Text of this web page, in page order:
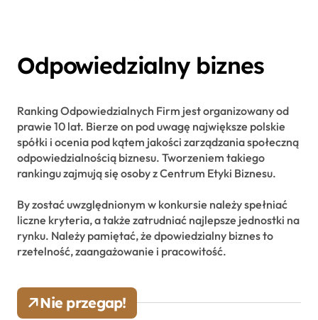
Odpowiedzialny biznes
Ranking Odpowiedzialnych Firm jest organizowany od
prawie 10 lat. Bierze on pod uwagę największe polskie
spółki i ocenia pod kątem jakości zarządzania społeczną
odpowiedzialnością biznesu. Tworzeniem takiego
rankingu zajmują się osoby z Centrum Etyki Biznesu.
By zostać uwzględnionym w konkursie należy spełniać
liczne kryteria, a także zatrudniać najlepsze jednostki na
rynku. Należy pamiętać, że dpowiedzialny biznes to
rzetelność, zaangażowanie i pracowitość.
Nie przegap!